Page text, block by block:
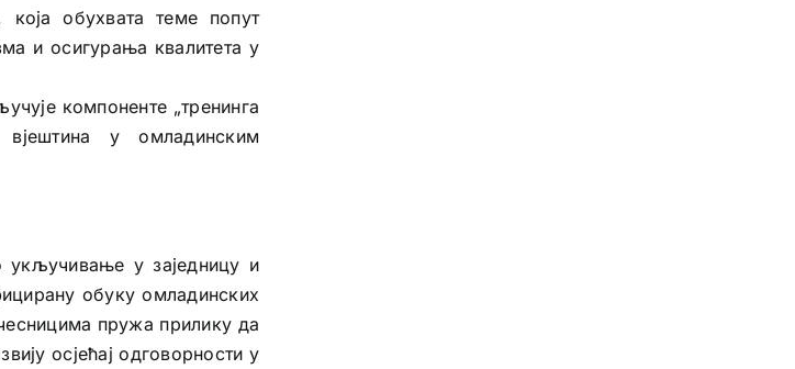
обухвата теме попут
и осигурања квалитета у
компоненте „тренинга
у омладинским
у заједницу и
обуку омладинских
пружа прилику да
осјећај одговорности у